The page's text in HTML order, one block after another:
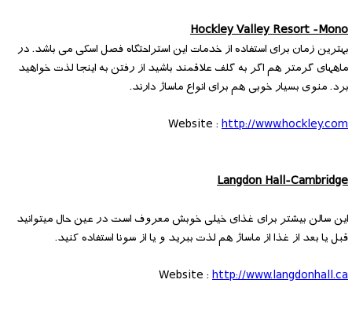
Hockley Valley Resort -Mono
بهترین زمان برای استفاده از خدمات این استراحتگاه فصل اسکی می باشد. در
ماههای گرمتر هم اگر به گلف علاقمند باشید از رفتن به اینجا لذت خواهید
برد. منوی بسیار خوبی هم برای انواع ماساژ دارند.
Website :http://www.hockley.com
Langdon Hall-Cambridge
این سالن بیشتر برای غذای خیلی خوبش معروف است در عین حال میتوانید
قبل یا بعد از غذا از ماساژ هم لذت ببرید و یا از سونا استفاده کنید.
Website :http://www.langdonhall.ca